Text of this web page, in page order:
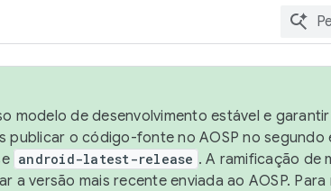
modelo de desenvolvimento estável e
publicar o código-fonte no AOSP no segundo
android-latest-release . A ramificação de
a versão mais recente enviada ao AOSP.